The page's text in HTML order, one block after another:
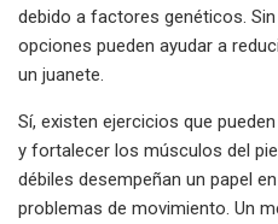
debido a factores genéticos.
opciones pueden ayudar a
un juanete.
Sí, existen ejercicios que
y fortalecer los músculos del
débiles desempeñan un papel
problemas de movimiento. Un